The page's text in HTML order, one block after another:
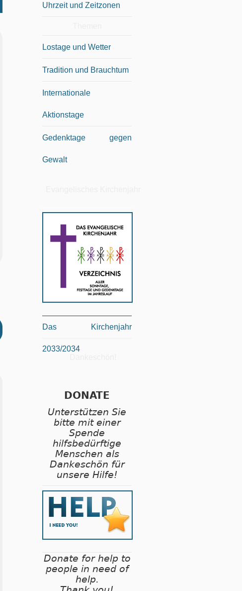
Uhrzeit und Zeitzonen
Lostage und Wetter
Tradition und Brauchtum
Internationale
Aktionstage
Gedenktage gegen
Gewalt
Das Kirchenjahr
2033/2034
DONATE
Unterstützen Sie
bitte mit einer
Spende
hilfsbedürftige
Menschen als
Dankeschön für
unsere Hilfe!
Donate for help to
people in need of
help.